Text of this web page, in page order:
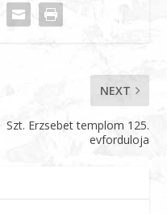
NEXT
Szt. Erzsebet templom 125.
evforduloja